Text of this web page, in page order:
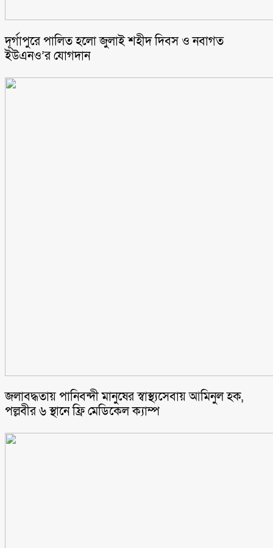
‎দূর্গাপুরে পালিত হলো জুলাই শহীদ দিবস ও নবাগত
ইউএনও’র যোগদান ‎
জলাবদ্ধতায় পানিবন্দী মানুষের স্বাস্থ্যসেবায় আমিনুল হক,
পল্লবীর ৬ স্থানে ফ্রি মেডিকেল ক্যাম্প